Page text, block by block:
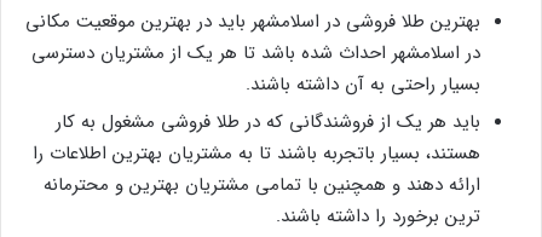
بهترین طلا فروشی در اسلامشهر باید در بهترین موقعیت مکانی
در اسلامشهر احداث شده باشد تا هر یک از مشتریان دسترسی
بسیار راحتی به آن داشته باشند.
باید هر یک از فروشندگانی که در طلا فروشی مشغول به کار
هستند، بسیار باتجربه باشند تا به مشتریان بهترین اطلاعات را
ارائه دهند و همچنین با تمامی مشتریان بهترین و محترمانه
ترین برخورد را داشته باشند.